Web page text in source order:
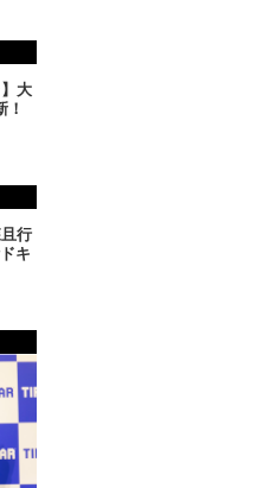
大
！
行
キ